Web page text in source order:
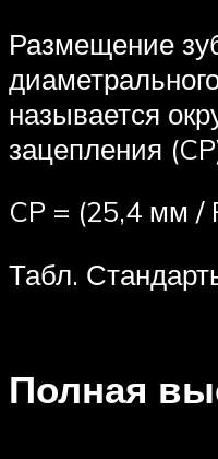
Размещение
называется
зацепления
CP = (25,4 мм /
Табл.
Полная